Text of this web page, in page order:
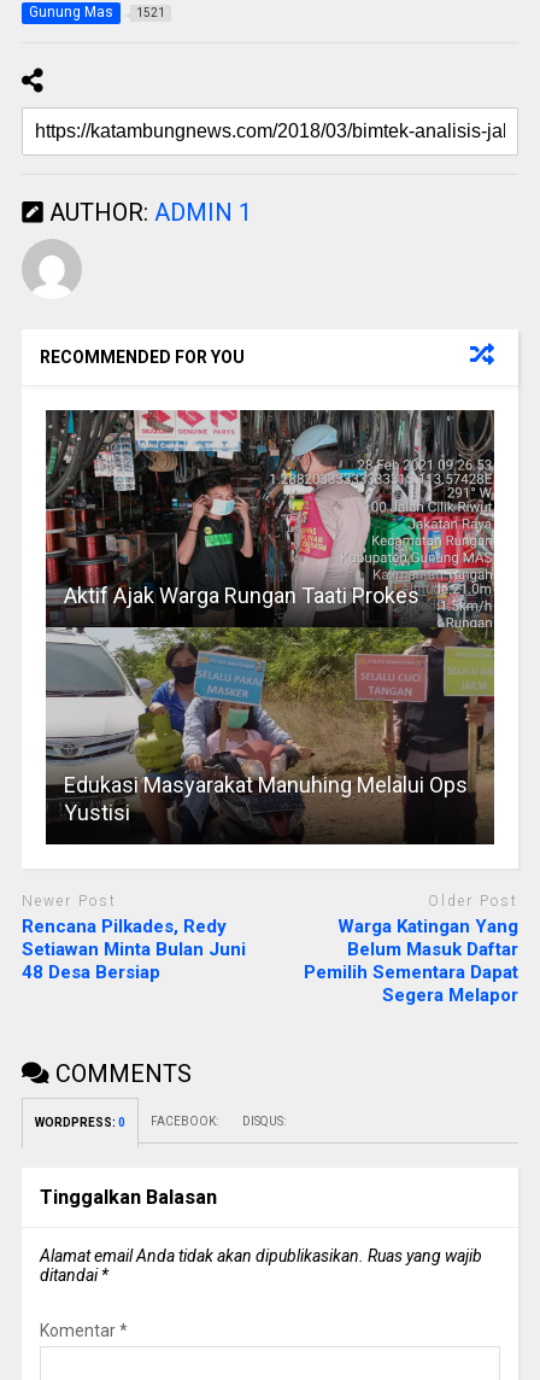
Gunung Mas 1521
AUTHOR: ADMIN 1
RECOMMENDED FOR YOU
Aktif Ajak Warga Rungan Taati Prokes
Edukasi Masyarakat Manuhing Melalui Ops
Yustisi
Newer Post
Rencana Pilkades, Redy
Setiawan Minta Bulan Juni
48 Desa Bersiap
Older Post
Warga Katingan Yang
Belum Masuk Daftar
Pemilih Sementara Dapat
Segera Melapor
COMMENTS
WORDPRESS: 0 FACEBOOK: DISQUS:
Tinggalkan Balasan
Alamat email Anda tidak akan dipublikasikan. Ruas yang wajib
ditandai*
Komentar*